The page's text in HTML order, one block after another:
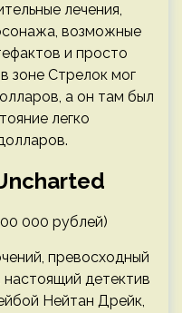
лечения,
возможные
и просто
зоне Стрелок мог
а он там был
легко
000 рублей)
превосходный
детектив
Нейтан Дрейк,